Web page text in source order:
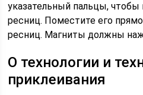
указательный пальцы,
ресниц. Поместите его
ресниц. Магниты должны
О технологии и
приклеивания